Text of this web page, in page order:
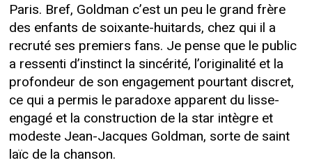
Paris. Bref, Goldman c’est un peu le grand frère
des enfants de soixante-huitards, chez qui il a
recruté ses premiers fans. Je pense que le public
a ressenti d’instinct la sincérité, l’originalité et la
profondeur de son engagement pourtant discret,
ce qui a permis le paradoxe apparent du lisse-
engagé et la construction de la star intègre et
modeste Jean-Jacques Goldman, sorte de saint
laïc de la chanson.